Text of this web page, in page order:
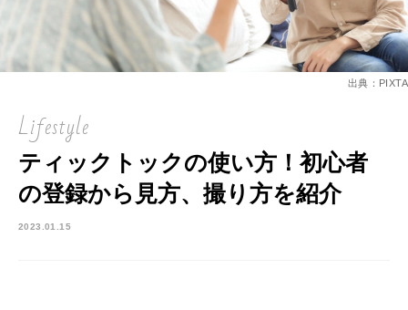
出典：PIXTA
Lifestyle
ティックトックの使い方！初心者
の登録から見方、撮り方を紹介
2023.01.15